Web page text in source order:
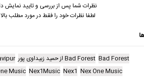
نظرات شما پس از بررسی و تایید نمایش
لطفا نظرات خود را فقط در مورد مطلب
Bad Forest Bad Forest از حمید زبیداوی پور
Nex One Music
Nex1
Nex1Music
Music